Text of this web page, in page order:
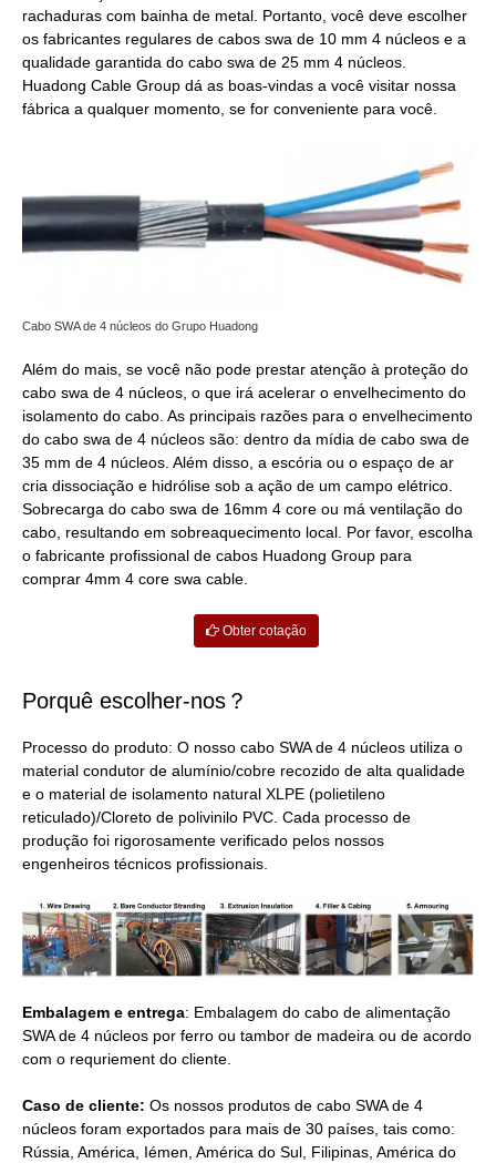
rachaduras com bainha de metal. Portanto, você deve escolher
os fabricantes regulares de cabos swa de 10 mm 4 núcleos e a
qualidade garantida do cabo swa de 25 mm 4 núcleos.
Huadong Cable Group dá as boas-vindas a você visitar nossa
fábrica a qualquer momento, se for conveniente para você.
Cabo SWA de 4 núcleos do Grupo Huadong
Além do mais, se você não pode prestar atenção à proteção do
cabo swa de 4 núcleos, o que irá acelerar o envelhecimento do
isolamento do cabo. As principais razões para o envelhecimento
do cabo swa de 4 núcleos são: dentro da mídia de cabo swa de
35 mm de 4 núcleos. Além disso, a escória ou o espaço de ar
cria dissociação e hidrólise sob a ação de um campo elétrico.
Sobrecarga do cabo swa de 16mm 4 core ou má ventilação do
cabo, resultando em sobreaquecimento local. Por favor, escolha
o fabricante profissional de cabos Huadong Group para
comprar 4mm 4 core swa cable.
Obter cotação
Porquê escolher-nos？
Processo do produto: O nosso cabo SWA de 4 núcleos utiliza o
material condutor de alumínio/cobre recozido de alta qualidade
e o material de isolamento natural XLPE (polietileno
reticulado)/Cloreto de polivinilo PVC. Cada processo de
produção foi rigorosamente verificado pelos nossos
engenheiros técnicos profissionais.
Embalagem e entrega: Embalagem do cabo de alimentação
SWA de 4 núcleos por ferro ou tambor de madeira ou de acordo
com o requriement do cliente.
Caso de cliente: Os nossos produtos de cabo SWA de 4
núcleos foram exportados para mais de 30 países, tais como:
Rússia, América, Iémen, América do Sul, Filipinas, América do